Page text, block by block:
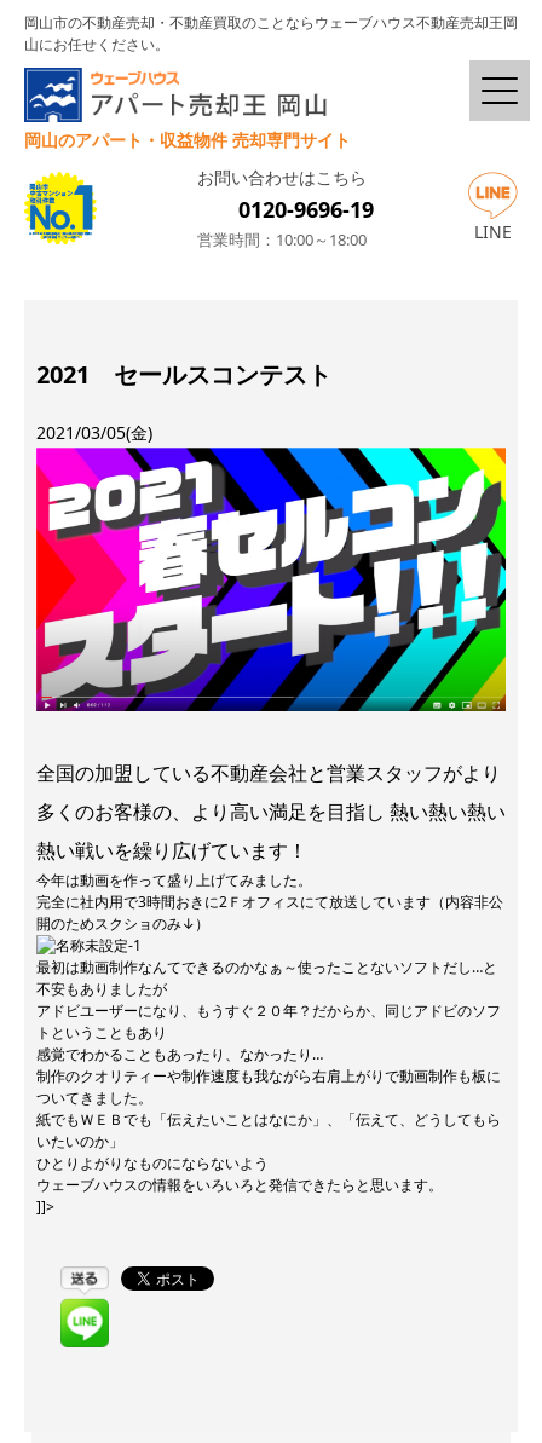
岡山市の不動産売却・不動産買取のことならウェーブハウス不動産売却王岡
山にお任せください。
岡山のアパート・収益物件 売却専門サイト
お問い合わせはこちら
0120-9696-19
営業時間：10:00～18:00 LINE
2021 セールスコンテスト
2021/03/05(金)
全国の加盟している不動産会社と営業スタッフがより
多くのお客様の、より高い満足を目指し 熱い熱い熱い
熱い戦いを繰り広げています！
今年は動画を作って盛り上げてみました。
完全に社内用で3時間おきに2Ｆオフィスにて放送しています（内容非公
開のためスクショのみ↓）
最初は動画制作なんてできるのかなぁ～使ったことないソフトだし…と
不安もありましたが
アドビユーザーになり、もうすぐ２０年？だからか、同じアドビのソフ
トということもあり
感覚でわかることもあったり、なかったり…
制作のクオリティーや制作速度も我ながら右肩上がりで動画制作も板に
ついてきました。
紙でもＷＥＢでも「伝えたいことはなにか」、「伝えて、どうしてもら
いたいのか」
ひとりよがりなものにならないよう
ウェーブハウスの情報をいろいろと発信できたらと思います。
]]>